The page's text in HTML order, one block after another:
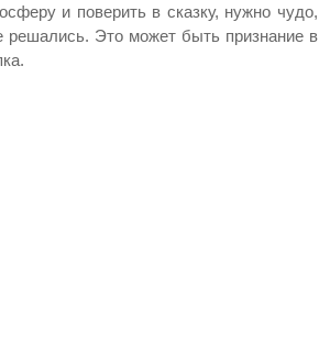
и поверить в сказку, нужно чудо,
решались. Это может быть признание в